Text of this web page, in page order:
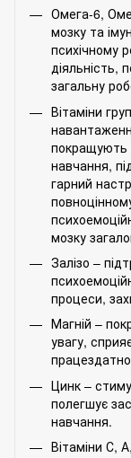
Омега-6,
мозку та
психічному
діяльність,
загальну
Вітаміни
покращують
навчання,
гарний
мозку
Залізо –
процеси,
Магній –
увагу,
Цинк –
полегшує
навчання.
Вітаміни С,